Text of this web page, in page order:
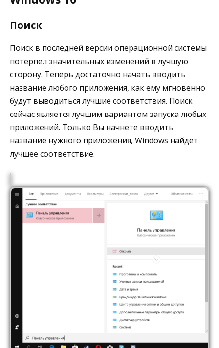
Поиск
Поиск в последней версии операционной системы
потерпел значительных изменений в лучшую
сторону. Теперь достаточно начать вводить
название любого приложения, как ему мгновенно
будут выводиться лучшие соответствия. Поиск
сейчас является лучшим вариантом запуска любых
приложений. Только Вы начнете вводить
название нужного приложения, Windows найдет
лучшее соответствие.